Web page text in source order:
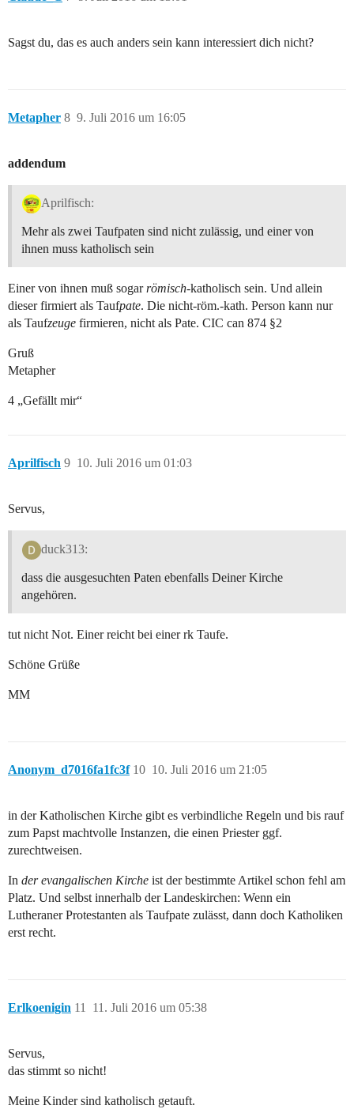
Sagst du, das es auch anders sein kann interessiert dich nicht?
Metapher 9. Juli 2016 um 16:05
8
addendum
Aprilfisch:
Mehr als zwei Taufpaten sind nicht zulässig, und einer von
ihnen muss katholisch sein
Einer von ihnen muß sogarrömisch-katholisch sein. Und allein
dieser firmiert als Taufpate. Die nicht-röm.-kath. Person kann nur
als Taufzeuge firmieren, nicht als Pate. CIC can 874 §2
Gruß
Metapher
4 „Gefällt mir“
Aprilfisch 10. Juli 2016 um 01:03
9
Servus,
duck313:
dass die ausgesuchten Paten ebenfalls Deiner Kirche
angehören.
tut nicht Not. Einer reicht bei einer rk Taufe.
Schöne Grüße
MM
Anonym_d7016fa1fc3f 10. Juli 2016 um 21:05
10
in der Katholischen Kirche gibt es verbindliche Regeln und bis rauf
zum Papst machtvolle Instanzen, die einen Priester ggf.
zurechtweisen.
In der evangalischen Kirche ist der bestimmte Artikel schon fehl am
Platz. Und selbst innerhalb der Landeskirchen: Wenn ein
Lutheraner Protestanten als Taufpate zulässt, dann doch Katholiken
erst recht.
Erlkoenigin 11. Juli 2016 um 05:38
11
Servus,
das stimmt so nicht!
Meine Kinder sind katholisch getauft.